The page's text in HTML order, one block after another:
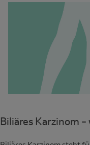
Biliäres Karzinom –